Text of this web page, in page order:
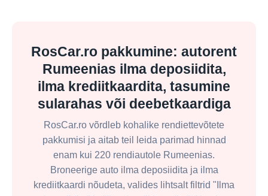
RosCar.ro pakkumine: autorent
Rumeenias ilma deposiidita,
ilma krediitkaardita, tasumine
sularahas või deebetkaardiga
RosCar.ro võrdleb kohalike rendiettevõtete
pakkumisi ja aitab teil leida parimad hinnad
enam kui 220 rendiautole Rumeenias.
Broneerige auto ilma deposiidita ja ilma
krediitkaardi nõudeta, valides lihtsalt filtrid "Ilma